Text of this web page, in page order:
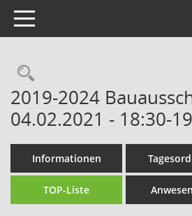
Toggle navigation
Rechercheauswahl
2019-2024
04.02.2021 - 18:30-
Informationen
TOP-Liste